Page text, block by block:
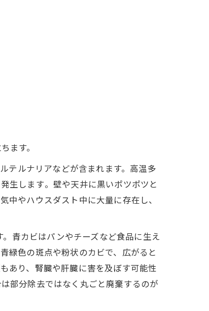
ます。​
テルナリアなどが含まれます。高温多
生します​。壁や天井に黒いポツポツと
中やハウスダスト中に大量に存在し、
青カビはパンやチーズなど食品に生え
緑色の斑点や粉状のカビで、広がると
あり、腎臓や肝臓に害を及ぼす可能性
部分除去ではなく丸ごと廃棄するのが